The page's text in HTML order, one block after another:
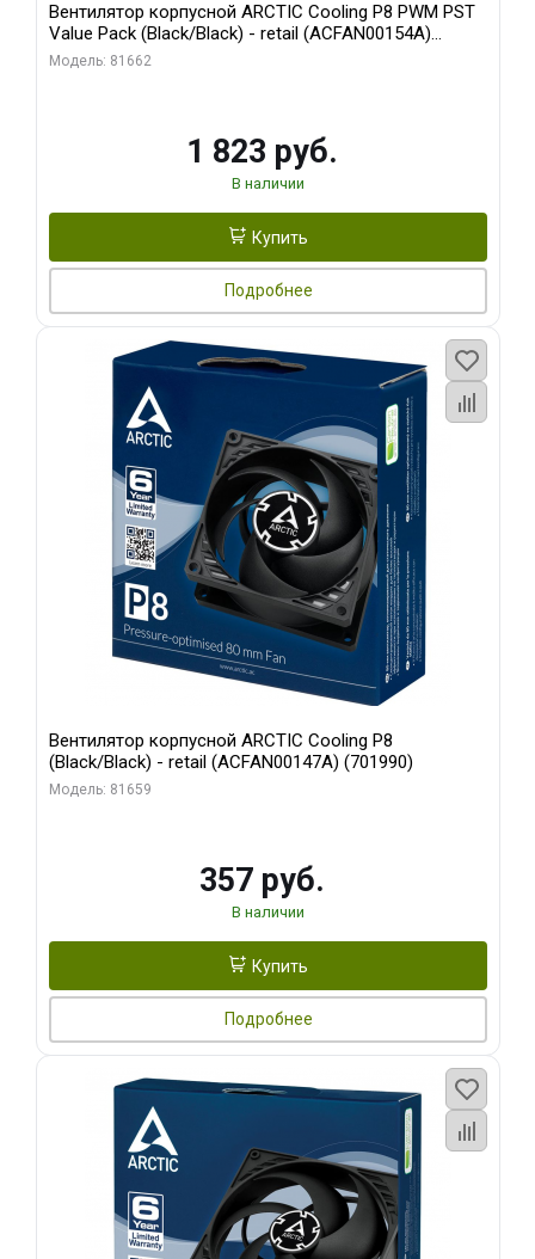
Вентилятор корпусной ARCTIC Cooling P8 PWM PST
Value Pack (Black/Black) - retail (ACFAN00154A)
(702072)
Модель: 81662
1 823 руб.
В наличии
Купить
Подробнее
Вентилятор корпусной ARCTIC Cooling P8
(Black/Black) - retail (ACFAN00147A) (701990)
Модель: 81659
357 руб.
В наличии
Купить
Подробнее